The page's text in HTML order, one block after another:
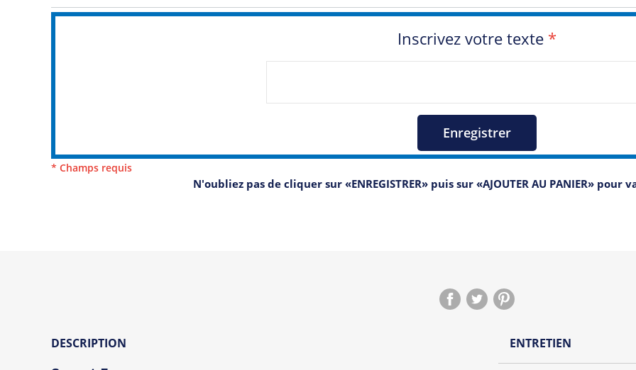
Inscrivez votre texte *
Enregistrer
* Champs requis
N'oubliez pas de cliquer sur «ENREGISTRER» puis sur «AJOUTER AU PANIER»
DESCRIPTION ENTRETIEN